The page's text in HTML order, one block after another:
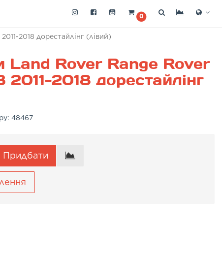
0
2018 дорестайлінг (лівий)
Land Rover Range Rover
2018 дорестайлінг
48467
Придбати